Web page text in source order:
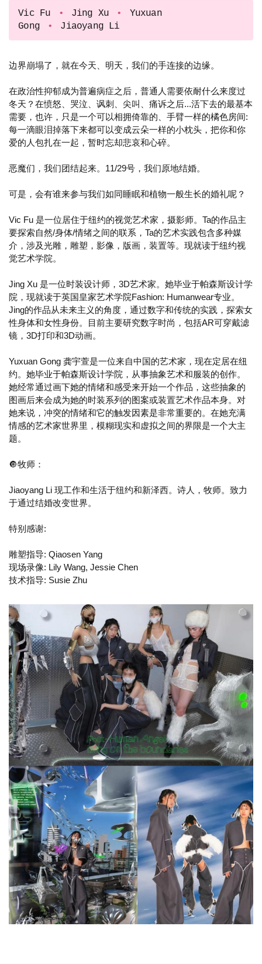
Vic Fu Jing Xu
Yuxuan
Gong
Jiaoyang Li
边界崩塌了，就在今天、明天，我们的手连接的边缘。
在政治性抑郁成为普遍病症之后，普通人需要依耐什么来度过
冬天？在愤怒、哭泣、讽刺、尖叫、痛诉之后...活下去的最基本
需要，也许，只是一个可以相拥倚靠的、手臂一样的橘色房间:
每一滴眼泪掉落下来都可以变成云朵一样的小枕头，把你和你
爱的人包扎在一起，暂时忘却悲哀和心碎。
恶魔们，我们团结起来。11/29号，我们原地结婚。
可是，会有谁来参与我们如同睡眠和植物一般生长的婚礼呢？
Vic Fu 是一位居住于纽约的视觉艺术家，摄影师。Ta的作品主
要探索自然/身体/情绪之间的联系，Ta的艺术实践包含多种媒
介，涉及光雕，雕塑，影像，版画，装置等。现就读于纽约视
觉艺术学院。
Jing Xu 是一位时装设计师，3D艺术家。她毕业于帕森斯设计学
院，现就读于英国皇家艺术学院Fashion: Humanwear专业。
Jing的作品从未来主义的角度，通过数字和传统的实践，探索女
性身体和女性身份。目前主要研究数字时尚，包括AR可穿戴滤
镜，3D打印和3D动画。
Yuxuan Gong 龚宇萱是一位来自中国的艺术家，现在定居在纽
约。她毕业于帕森斯设计学院，从事抽象艺术和服装的创作。
她经常通过画下她的情绪和感受来开始一个作品，这些抽象的
图画后来会成为她的时装系列的图案或装置艺术作品本身。对
她来说，冲突的情绪和它的触发因素是非常重要的。在她充满
情感的艺术家世界里，模糊现实和虚拟之间的界限是一个大主
题。
🔘牧师：
Jiaoyang Li 现工作和生活于纽约和新泽西。诗人，牧师。致力
于通过结婚改变世界。
特别感谢:
雕塑指导: Qiaosen Yang
现场录像: Lily Wang, Jessie Chen
技术指导: Susie Zhu